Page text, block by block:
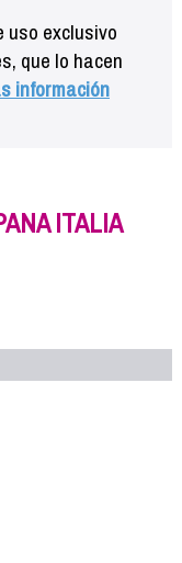
uso exclusivo
que lo hacen
información
ITALIA